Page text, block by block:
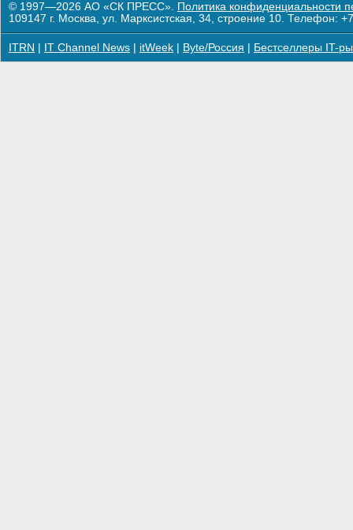
© 1997—2026 АО «СК ПРЕСС». Политика конфиденциальности
109147 г. Москва, ул. Марксистская, 34, строение 10. Телефон:
ITRN IT Channel News itWeek Byte/Россия Бестселлеры IT-